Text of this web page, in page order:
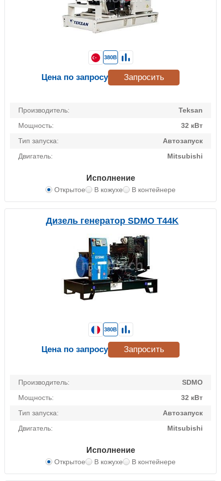
Производитель:
Teksan
Мощность:
32 кВт
Тип запуска:
Автозапуск
Двигатель:
Mitsubishi
Исполнение
Открытое В кожухе В контейнере
380В
Цена по запросу Запросить
Дизель генератор SDMO T44K
Производитель:
SDMO
Мощность:
32 кВт
Тип запуска:
Автозапуск
Двигатель:
Mitsubishi
Исполнение
Открытое В кожухе В контейнере
380В
Цена по запросу Запросить